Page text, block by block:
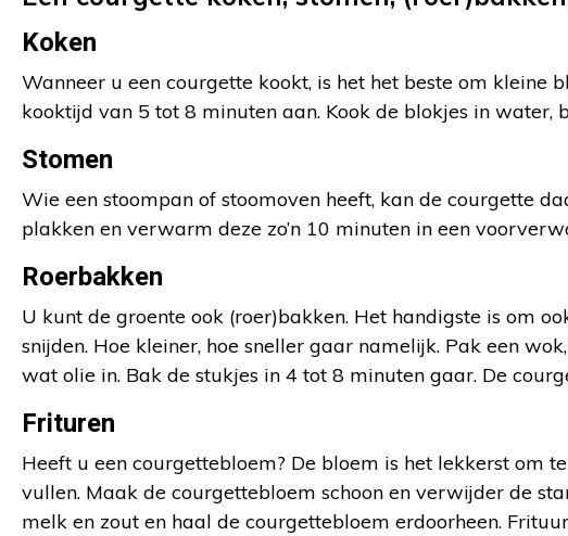
Koken
Wanneer u een courgette kookt, is het het beste om kleine
kooktijd van 5 tot 8 minuten aan. Kook de blokjes in water,
Stomen
Wie een stoompan of stoomoven heeft, kan de courgette
plakken en verwarm deze zo’n 10 minuten in een
Roerbakken
U kunt de groente ook (roer)bakken. Het handigste is om
snijden. Hoe kleiner, hoe sneller gaar namelijk. Pak een
wat olie in. Bak de stukjes in 4 tot 8 minuten gaar. De
Frituren
Heeft u een courgettebloem? De bloem is het lekkerst om
vullen. Maak de courgettebloem schoon en verwijder de
melk en zout en haal de courgettebloem erdoorheen.